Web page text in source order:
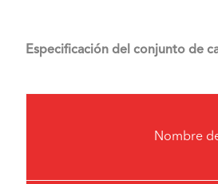
Especificación del conjunto de
Nombre